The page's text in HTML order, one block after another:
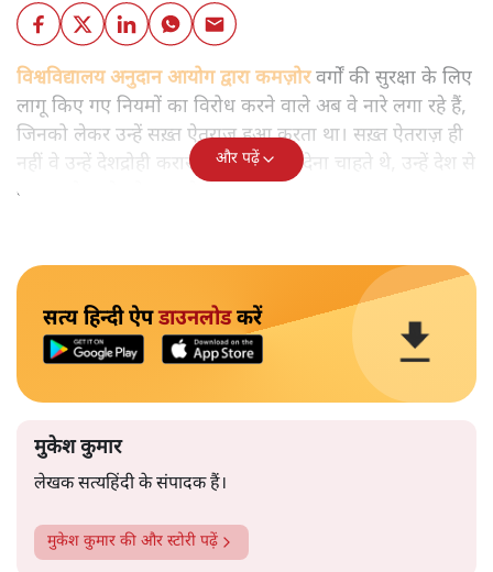
विश्वविद्यालय अनुदान आयोग द्वारा कमज़ोरवर्गों की सुरक्षा के लिए
लागू किए गए नियमों का विरोध करने वाले अब वे नारे लगा रहे हैं,
जिनको लेकर उन्हें सख़्त ऐतराज़ हुआ करता था। सख़्त ऐतराज़ ही
नहीं वे उन्हें देशद्रोही करार देकर जेल भेज देना चाहते थे, उन्हें देश से
बाहर चले जाने को कह रहे थे।
और पढ़ें
सत्य हिन्दी ऐपडाउनलोडकरें
मुकेश कुमार
लेखक सत्यहिंदी के संपादक हैं।
मुकेश कुमार की और स्टोरी पढ़ें